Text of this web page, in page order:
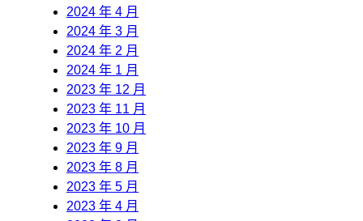
2024 年 4 月
2024 年 3 月
2024 年 2 月
2024 年 1 月
2023 年 12 月
2023 年 11 月
2023 年 10 月
2023 年 9 月
2023 年 8 月
2023 年 5 月
2023 年 4 月